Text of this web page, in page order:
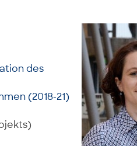
des
(2018-21)